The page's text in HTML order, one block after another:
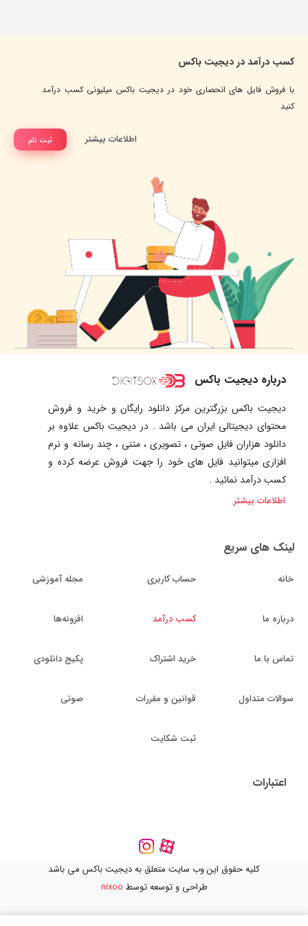
کسب درآمد در دیجیت باکس
با فروش فایل های انحصاری خود در دیجیت باکس میلیونی کسب درآمد
کنید
ثبت نام اطلاعات بیشتر
درباره دیجیت باکس
دیجیت باکس بزرگترین مرکز دانلود رایگان و خرید و فروش
محتوای دیجیتالی ایران می باشد . در دیجیت باکس علاوه بر
دانلود هزاران فایل صوتی ، تصویری ، متنی ، چند رسانه و نرم
افزاری میتوانید فایل های خود را جهت فروش عرضه کرده و
کسب درآمد نمائید .
اطلاعات بیشتر
لینک های سریع
خانه
درباره ما
تماس با ما
سوالات متداول
حساب کاربری
کسب درآمد
خرید اشتراک
قوانین و مقررات
ثبت شکایت
مجله آموزشی
افزونه‌ها
پکیج دانلودی
صوتی
اعتبارات
کلیه حقوق این وب سایت متعلق به دیجیت باکس می باشد
طراحی و توسعه توسط nixoo